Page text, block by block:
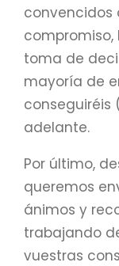
convencidos
compromiso,
toma de
mayoría de
conseguiréis
adelante.
Por último,
queremos
ánimos y
trabajando
vuestras